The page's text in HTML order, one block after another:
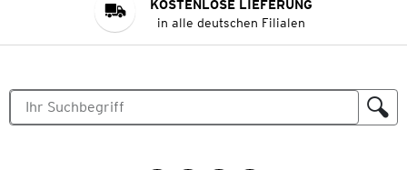
KOSTENLOSE LIEFERUNG
in alle deutschen Filialen